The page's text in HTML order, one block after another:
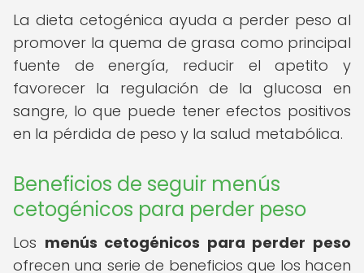
La dieta cetogénica ayuda a perder peso al
promover la quema de grasa como principal
fuente de energía, reducir el apetito y
favorecer la regulación de la glucosa en
sangre, lo que puede tener efectos positivos
en la pérdida de peso y la salud metabólica.
Beneficios de seguir menús
cetogénicos para perder peso
Los menús cetogénicos para perder peso
ofrecen una serie de beneficios que los hacen